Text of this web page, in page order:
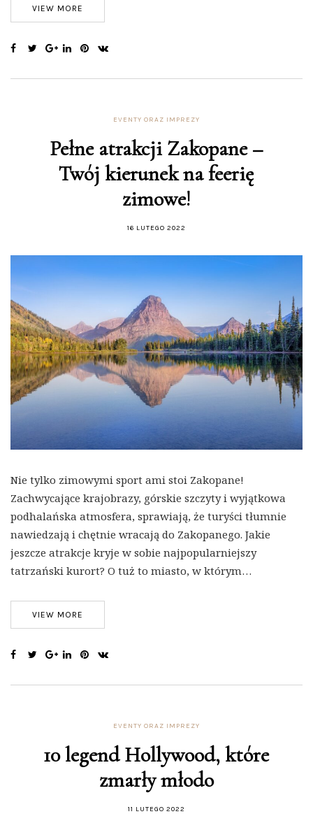
VIEW MORE
EVENTY ORAZ IMPREZY
Pełne atrakcji Zakopane –
Twój kierunek na feerię
zimowe!
16 LUTEGO 2022
Nie tylko zimowymi sport ami stoi Zakopane!
Zachwycające krajobrazy, górskie szczyty i wyjątkowa
podhalańska atmosfera, sprawiają, że turyści tłumnie
nawiedzają i chętnie wracają do Zakopanego. Jakie
jeszcze atrakcje kryje w sobie najpopularniejszy
tatrzański kurort? O tuż to miasto, w którym…
VIEW MORE
EVENTY ORAZ IMPREZY
10 legend Hollywood, które
zmarły młodo
11 LUTEGO 2022